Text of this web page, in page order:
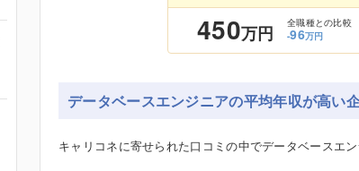
450万円
全職種との比較
-96万円
データベースエンジニアの平均年収が高い
キャリコネに寄せられた口コミの中でデータベースエ